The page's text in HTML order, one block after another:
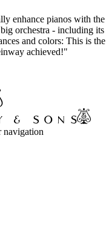
enhance pianos with the
orchestra - including its
and colors: This is the
achieved!"
navigation